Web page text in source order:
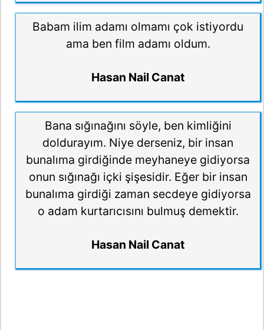
Babam ilim adamı olmamı çok istiyordu
ama ben film adamı oldum.
Hasan Nail Canat
Bana sığınağını söyle, ben kimliğini
doldurayım. Niye derseniz, bir insan
bunalıma girdiğinde meyhaneye gidiyorsa
onun sığınağı içki şişesidir. Eğer bir insan
bunalıma girdiği zaman secdeye gidiyorsa
o adam kurtarıcısını bulmuş demektir.
Hasan Nail Canat